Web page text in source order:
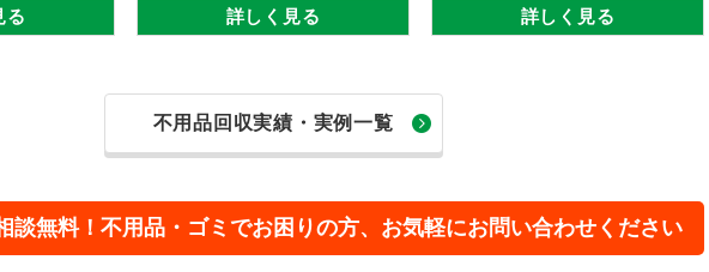
る 詳しく見る 詳しく見る
不用品回収実績・実例一覧
談無料！不用品・ゴミでお困りの方、お気軽にお問い合わせください